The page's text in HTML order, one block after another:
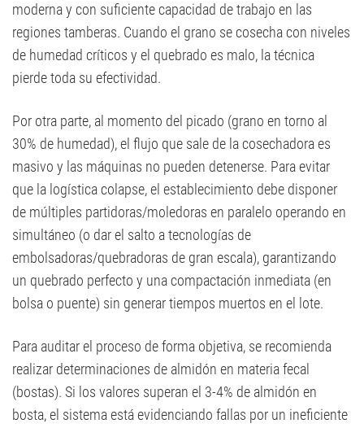
moderna y con suficiente capacidad de trabajo en las
regiones tamberas. Cuando el grano se cosecha con niveles
de humedad críticos y el quebrado es malo, la técnica
pierde toda su efectividad.
Por otra parte, al momento del picado (grano en torno al
30% de humedad), el flujo que sale de la cosechadora es
masivo y las máquinas no pueden detenerse. Para evitar
que la logística colapse, el establecimiento debe disponer
de múltiples partidoras/moledoras en paralelo operando en
simultáneo (o dar el salto a tecnologías de
embolsadoras/quebradoras de gran escala), garantizando
un quebrado perfecto y una compactación inmediata (en
bolsa o puente) sin generar tiempos muertos en el lote.
Para auditar el proceso de forma objetiva, se recomienda
realizar determinaciones de almidón en materia fecal
(bostas). Si los valores superan el 3-4% de almidón en
bosta, el sistema está evidenciando fallas por un ineficiente